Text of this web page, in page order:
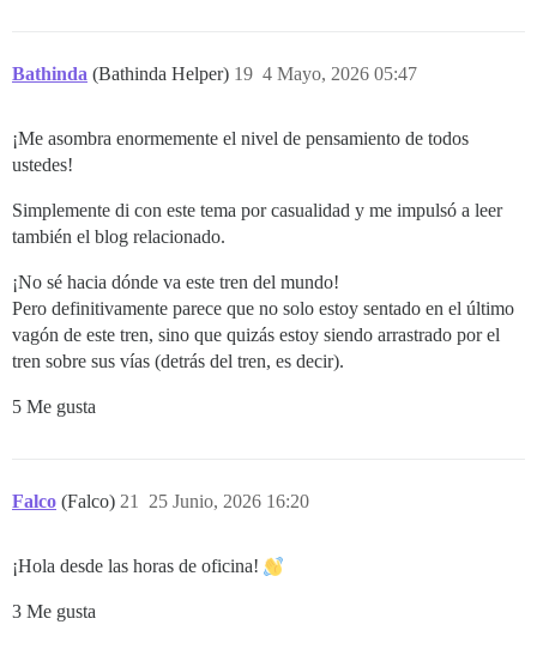
Bathinda (Bathinda Helper) 4 Mayo, 2026 05:47
19
¡Me asombra enormemente el nivel de pensamiento de todos
ustedes!
Simplemente di con este tema por casualidad y me impulsó a leer
también el blog relacionado.
¡No sé hacia dónde va este tren del mundo!
Pero definitivamente parece que no solo estoy sentado en el último
vagón de este tren, sino que quizás estoy siendo arrastrado por el
tren sobre sus vías (detrás del tren, es decir).
5 Me gusta
Falco (Falco) 25 Junio, 2026 16:20
21
¡Hola desde las horas de oficina!
3 Me gusta